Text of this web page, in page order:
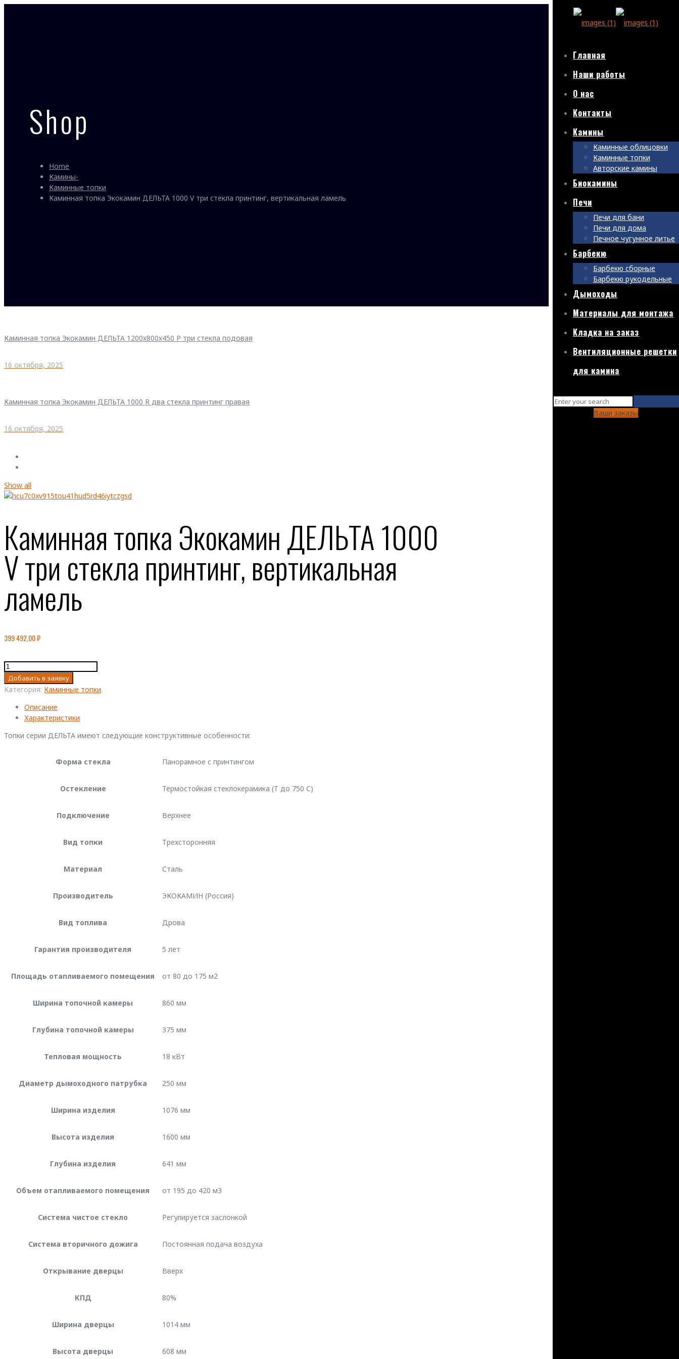
Главная
Наши работы
О нас
Контакты
Камины
Каминные облицовки
Каминные топки
Авторские камины
Биокамины
Печи
Печи для бани
Печи для дома
Печное чугунное литье
Барбекю
Барбекю сборные
Барбекю рукодельные
Дымоходы
Материалы для монтажа
Кладка на заказ
Вентиляционные решетки
для камина
Ваши заказы
Shop
Home
Камины-
Каминные топки
Каминная топка Экокамин ДЕЛЬТА 1000 V три стекла принтинг, вертикальная ламель
Каминная топка Экокамин ДЕЛЬТА 1200х800х450 P три стекла подовая
16 октября, 2025
Каминная топка Экокамин ДЕЛЬТА 1000 R два стекла принтинг правая
16 октября, 2025
Show all
Каминная топка Экокамин ДЕЛЬТА 1000
V три стекла принтинг, вертикальная
ламель
399 492,00₽
Количество
товара
Каминная
Экокамин
ДЕЛЬТА
V
Добавить в заявку
Категория: Каминные топки.
Описание
Характеристики
Топки серии ДЕЛЬТА имеют следующие конструктивные особенности:
Форма стекла Панорамное с принтингом
Остекление Термостойкая стеклокерамика (Т до 750 С)
Подключение Верхнее
Вид топки Трехсторонняя
Материал Сталь
Производитель ЭКОКАМИН (Россия)
Вид топлива Дрова
Гарантия производителя 5 лет
Площадь отапливаемого помещения от 80 до 175 м2
Ширина топочной камеры 860 мм
Глубина топочной камеры 375 мм
Тепловая мощность 18 кВт
Диаметр дымоходного патрубка 250 мм
Ширина изделия 1076 мм
Высота изделия 1600 мм
Глубина изделия 641 мм
Объем отапливаемого помещения от 195 до 420 м3
Система чистое стекло Регулируется заслонкой
Система вторичного дожига Постоянная подача воздуха
Открывание дверцы Вверх
КПД 80%
Ширина дверцы 1014 мм
Высота дверцы 608 мм